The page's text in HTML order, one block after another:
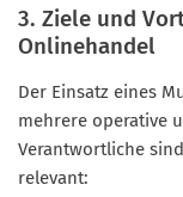
3. Ziele und
Onlinehandel
Der Einsatz eines
mehrere operative
Verantwortliche
relevant: